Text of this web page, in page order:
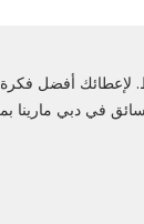
سيارة مع سائق في